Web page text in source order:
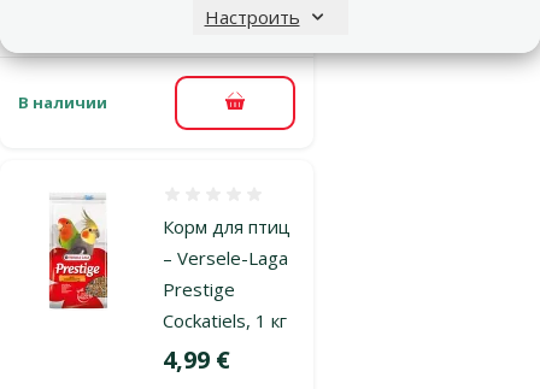
Настроить
Цена
6,99 €
В наличии В корзину
Корм для птиц
– Versele-Laga
Prestige
Cockatiels, 1 кг
Цена
4,99 €